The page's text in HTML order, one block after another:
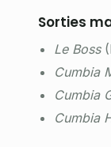
Sorties
Le Boss
Cumbia
Cumbia
Cumbia